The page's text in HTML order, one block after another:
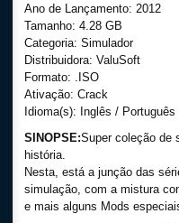
Ano de Lançamento: 2012
Tamanho: 4.28 GB
Categoria: Simulador
Distribuidora: ValuSoft
Formato: .ISO
Ativação: Crack
Idioma(s): Inglês / Português
SINOPSE:Super coleção de
história.
Nesta, está a junção das
simulação, com a mistura
e mais alguns Mods